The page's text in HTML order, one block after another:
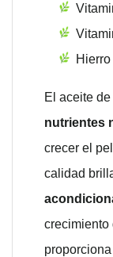
Hierro
El aceite
nutrientes
crecer el
calidad
crecimiento